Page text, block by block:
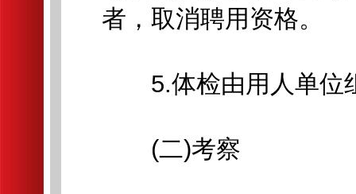
者，取消聘用资格。
5.体检由用人单位
(二)考察